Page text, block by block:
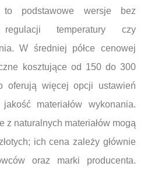
to podstawowe wersje bez
temperatury czy
W średniej półce cenowej
kosztujące od 150 do 300
oferują więcej opcji ustawień
materiałów wykonania.
z naturalnych materiałów mogą
ich cena zależy głównie
oraz marki producenta.